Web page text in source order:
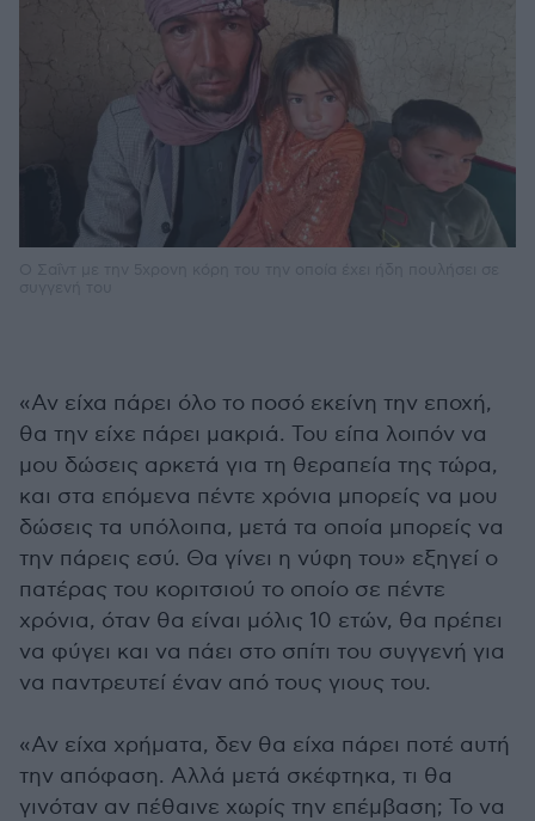
«Αν είχα πάρει όλο το ποσό εκείνη την εποχή,
θα την είχε πάρει μακριά. Του είπα λοιπόν να
μου δώσεις αρκετά για τη θεραπεία της τώρα,
και στα επόμενα πέντε χρόνια μπορείς να μου
δώσεις τα υπόλοιπα, μετά τα οποία μπορείς να
την πάρεις εσύ. Θα γίνει η νύφη του» εξηγεί ο
πατέρας του κοριτσιού το οποίο σε πέντε
χρόνια, όταν θα είναι μόλις 10 ετών, θα πρέπει
να φύγει και να πάει στο σπίτι του συγγενή για
να παντρευτεί έναν από τους γιους του.
«Αν είχα χρήματα, δεν θα είχα πάρει ποτέ αυτή
την απόφαση. Αλλά μετά σκέφτηκα, τι θα
γινόταν αν πέθαινε χωρίς την επέμβαση; Το να